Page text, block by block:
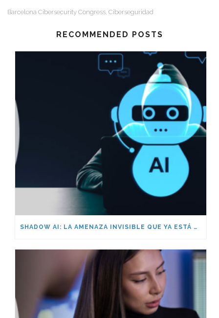
Barcelona Cibersecurity Congress, Ciberseguridad
RECOMMENDED POSTS
SHADOW AI: LA AMENAZA INVISIBLE QUE YA ESTÁ DENTRO DE TU EMPRESA